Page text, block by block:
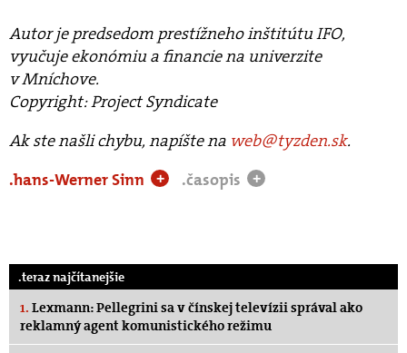
Autor je predsedom prestížneho inštitútu IFO,
vyučuje ekonómiu a financie na univerzite
v Mníchove.
Copyright: Project Syndicate
Ak ste našli chybu, napíšte na web@tyzden.sk.
.hans-Werner Sinn
+ .časopis +
.teraz najčítanejšie
1. Lexmann: Pellegrini sa v čínskej televízii správal ako
reklamný agent komunistického režimu